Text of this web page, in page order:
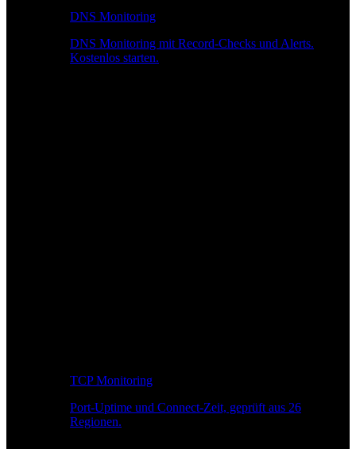
DNS Monitoring
DNS Monitoring mit Record-Checks und Alerts.
Kostenlos starten.
TCP Monitoring
Port-Uptime und Connect-Zeit, geprüft aus 26
Regionen.